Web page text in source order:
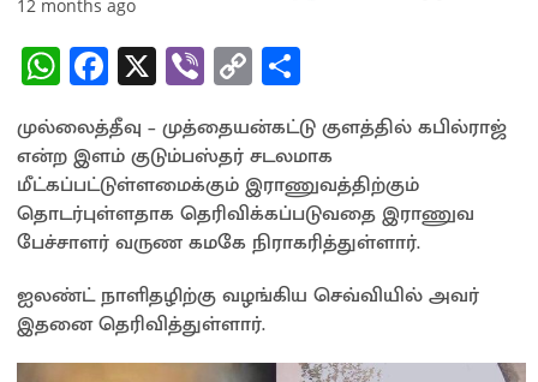
12 months ago
W
h
at
sA
p
p
Fa
ce
b
o
o
k
X Vi
b
er
C
o
py
Li
n
k
h
ar
e
முல்லைத்தீவு – முத்தையன்கட்டு குளத்தில் கபில்ராஜ்
என்ற இளம் குடும்பஸ்தர் சடலமாக
மீட்கப்பட்டுள்ளமைக்கும் இராணுவத்திற்கும்
தொடர்புள்ளதாக தெரிவிக்கப்படுவதை இராணுவ
பேச்சாளர் வருண கமகே நிராகரித்துள்ளார்.
ஐலண்ட் நாளிதழிற்கு வழங்கிய செவ்வியில் அவர்
இதனை தெரிவித்துள்ளார்.